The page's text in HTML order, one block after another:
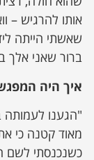
אותו להרגיש –
שאשתי הייתה
ברור שאני אלך
איך היה
"הגענו
מאוד קטנה כי
כשנכנסתי לשם